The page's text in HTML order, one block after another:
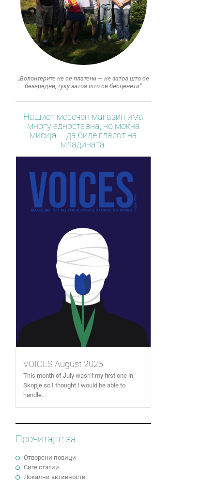
„Волонтерите не се платени — не затоа што се
безвредни, туку затоа што се бесценети“
Нашиот месечен магазин има
многу едноставна, но моќна
мисија – да биде гласот на
младината.
VOICES August 2026
This month of July wasn’t my first one in
Skopje so I thought I would be able to
handle...
Прочитајте за...
Отворени повици
Сите статии
Локални активности